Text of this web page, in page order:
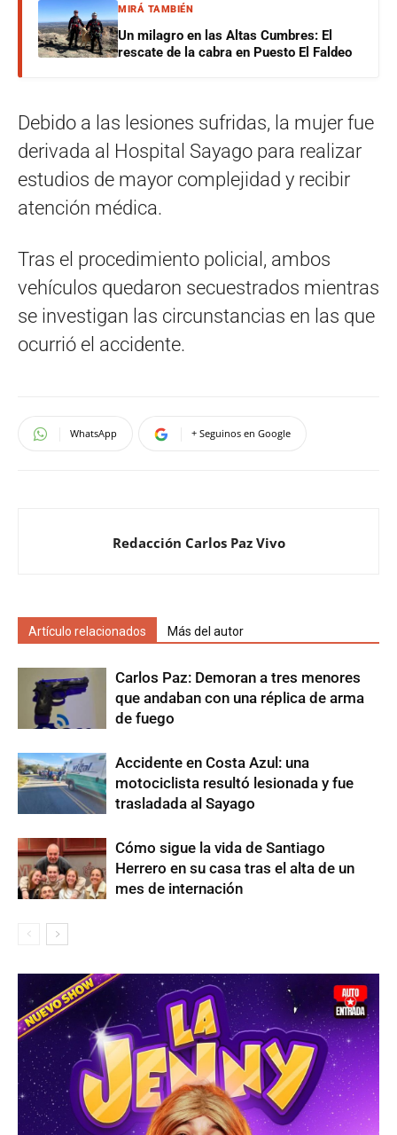
MIRÁ TAMBIÉN
Un milagro en las Altas Cumbres: El
rescate de la cabra en Puesto El Faldeo
Debido a las lesiones sufridas, la mujer fue
derivada al Hospital Sayago para realizar
estudios de mayor complejidad y recibir
atención médica.
Tras el procedimiento policial, ambos
vehículos quedaron secuestrados mientras
se investigan las circunstancias en las que
ocurrió el accidente.
WhatsApp + Seguinos en Google
Redacción Carlos Paz Vivo
Artículo relacionados Más del autor
Carlos Paz: Demoran a tres menores
que andaban con una réplica de arma
de fuego
Accidente en Costa Azul: una
motociclista resultó lesionada y fue
trasladada al Sayago
Cómo sigue la vida de Santiago
Herrero en su casa tras el alta de un
mes de internación